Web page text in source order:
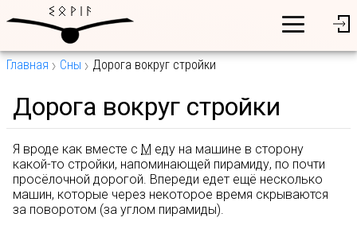
Главная Сны Дорога вокруг стройки
Дорога вокруг стройки
Я вроде как вместе с М еду на машине в сторону
какой-то стройки, напоминающей пирамиду, по почти
просёлочной дорогой. Впереди едет ещё несколько
машин, которые через некоторое время скрываются
за поворотом (за углом пирамиды).